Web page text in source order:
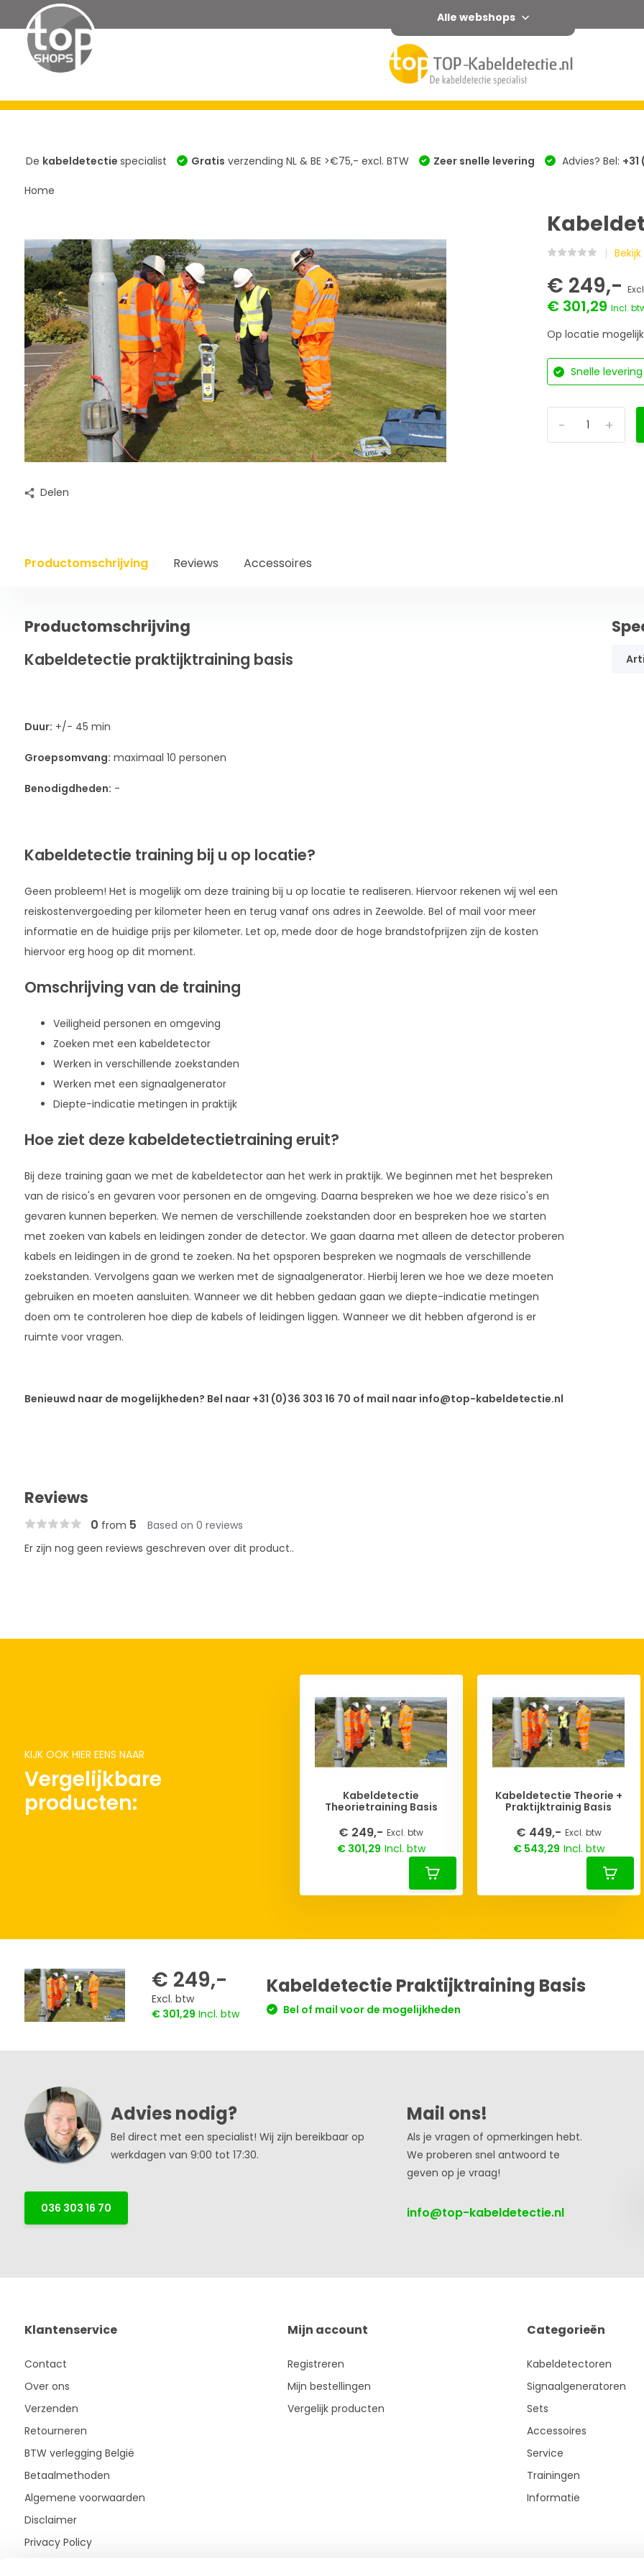
Alle webshops
De kabeldetectie specialist Gratis verzending NL & BE >€75,- excl. BTW Zeer snelle levering Advies? Bel: +31
Home
Delen
€ 249,-
€ 301,29Incl.
Op locatie
Snelle levering
+
-
Productomschrijving Reviews Accessoires
Productomschrijving
Kabeldetectie praktijktraining basis
Duur: +/- 45 min
Groepsomvang: maximaal 10 personen
Benodigdheden: -
Kabeldetectie training bij u op locatie?
Geen probleem! Het is mogelijk om deze training bij u op locatie te realiseren. Hiervoor rekenen wij wel een
reiskostenvergoeding per kilometer heen en terug vanaf ons adres in Zeewolde. Bel of mail voor meer
informatie en de huidige prijs per kilometer. Let op, mede door de hoge brandstofprijzen zijn de kosten
hiervoor erg hoog op dit moment.
Omschrijving van de training
Veiligheid personen en omgeving
Zoeken met een kabeldetector
Werken in verschillende zoekstanden
Werken met een signaalgenerator
Diepte-indicatie metingen in praktijk
Hoe ziet deze kabeldetectietraining eruit?
Bij deze training gaan we met de kabeldetector aan het werk in praktijk. We beginnen met het bespreken
van de risico's en gevaren voor personen en de omgeving. Daarna bespreken we hoe we deze risico's en
gevaren kunnen beperken. We nemen de verschillende zoekstanden door en bespreken hoe we starten
met zoeken van kabels en leidingen zonder de detector. We gaan daarna met alleen de detector proberen
kabels en leidingen in de grond te zoeken. Na het opsporen bespreken we nogmaals de verschillende
zoekstanden. Vervolgens gaan we werken met de signaalgenerator. Hierbij leren we hoe we deze moeten
gebruiken en moeten aansluiten. Wanneer we dit hebben gedaan gaan we diepte-indicatie metingen
doen om te controleren hoe diep de kabels of leidingen liggen. Wanneer we dit hebben afgerond is er
ruimte voor vragen.
Benieuwd naar de mogelijkheden? Bel naar +31 (0)36 303 16 70 of mail naar info@top-kabeldetectie.nl
Reviews
0 from 5 Based on 0 reviews
Er zijn nog geen reviews geschreven over dit product..
KIJK OOK HIER EENS NAAR
Vergelijkbare
producten:
Kabeldetectie
Theorietraining Basis
€ 249,- Excl. btw
€ 301,29 Incl. btw
Kabeldetectie Theorie +
Praktijktrainig Basis
€ 449,- Excl. btw
€ 543,29 Incl. btw
€ 249,-
Excl. btw
€ 301,29 Incl. btw
Kabeldetectie Praktijktraining Basis
Bel of mail voor de mogelijkheden
Advies nodig?
Bel direct met een specialist! Wij zijn bereikbaar op
werkdagen van 9:00 tot 17:30.
036 303 16 70
Mail ons!
Als je vragen of opmerkingen hebt.
We proberen snel antwoord te
geven op je vraag!
info@top-kabeldetectie.nl
Klantenservice
Contact
Over ons
Verzenden
Retourneren
BTW verlegging België
Betaalmethoden
Algemene voorwaarden
Disclaimer
Privacy Policy
Mijn account
Registreren
Mijn bestellingen
Vergelijk producten
Categorieën
Kabeldetectoren
Signaalgeneratoren
Sets
Accessoires
Service
Trainingen
Informatie